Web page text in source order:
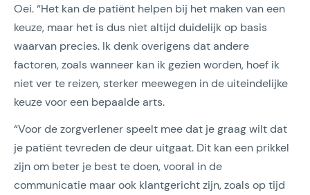
Oei. “Het kan de patiënt helpen bij het maken van een
keuze, maar het is dus niet altijd duidelijk op basis
waarvan precies. Ik denk overigens dat andere
factoren, zoals wanneer kan ik gezien worden, hoef ik
niet ver te reizen, sterker meewegen in de uiteindelijke
keuze voor een bepaalde arts.
“Voor de zorgverlener speelt mee dat je graag wilt dat
je patiënt tevreden de deur uitgaat. Dit kan een prikkel
zijn om beter je best te doen, vooral in de
communicatie maar ook klantgericht zijn, zoals op tijd